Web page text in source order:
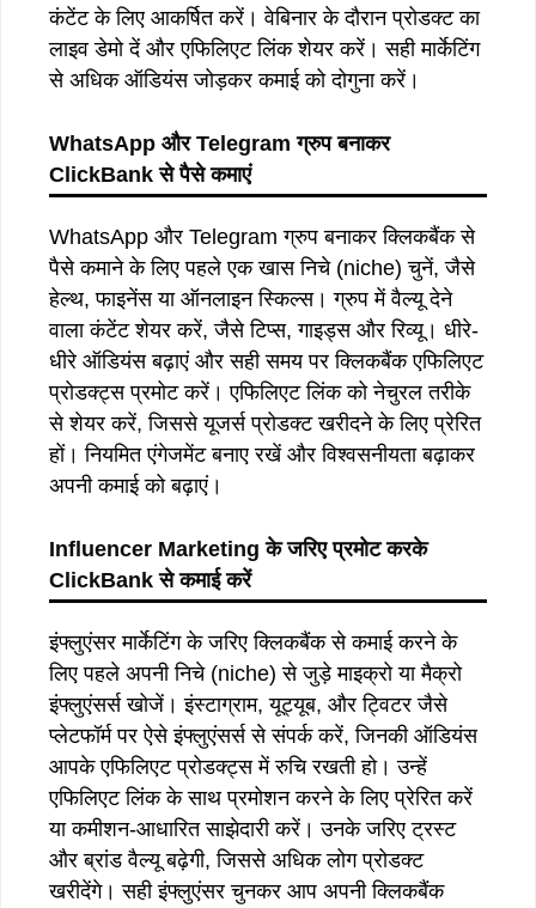
कंटेंट के लिए आकर्षित करें। वेबिनार के दौरान प्रोडक्ट का
लाइव डेमो दें और एफिलिएट लिंक शेयर करें। सही मार्केटिंग
से अधिक ऑडियंस जोड़कर कमाई को दोगुना करें।
WhatsApp औरTelegramग्रुप बनाकर
ClickBankसे पैसे कमाएं
WhatsApp और Telegram ग्रुप बनाकर क्लिकबैंक से
पैसे कमाने के लिए पहले एक खास निचे (niche) चुनें, जैसे
हेल्थ, फाइनेंस या ऑनलाइन स्किल्स। ग्रुप में वैल्यू देने
वाला कंटेंट शेयर करें, जैसे टिप्स, गाइड्स और रिव्यू। धीरे-
धीरे ऑडियंस बढ़ाएं और सही समय पर क्लिकबैंक एफिलिएट
प्रोडक्ट्स प्रमोट करें। एफिलिएट लिंक को नेचुरल तरीके
से शेयर करें, जिससे यूजर्स प्रोडक्ट खरीदने के लिए प्रेरित
हों। नियमित एंगेजमेंट बनाए रखें और विश्वसनीयता बढ़ाकर
अपनी कमाई को बढ़ाएं।
Influencer Marketingके जरिए प्रमोट करके
ClickBankसे कमाई करें
इंफ्लुएंसर मार्केटिंग के जरिए क्लिकबैंक से कमाई करने के
लिए पहले अपनी निचे (niche) से जुड़े माइक्रो या मैक्रो
इंफ्लुएंसर्स खोजें। इंस्टाग्राम, यूट्यूब, और ट्विटर जैसे
प्लेटफॉर्म पर ऐसे इंफ्लुएंसर्स से संपर्क करें, जिनकी ऑडियंस
आपके एफिलिएट प्रोडक्ट्स में रुचि रखती हो। उन्हें
एफिलिएट लिंक के साथ प्रमोशन करने के लिए प्रेरित करें
या कमीशन-आधारित साझेदारी करें। उनके जरिए ट्रस्ट
और ब्रांड वैल्यू बढ़ेगी, जिससे अधिक लोग प्रोडक्ट
खरीदेंगे। सही इंफ्लुएंसर चुनकर आप अपनी क्लिकबैंक